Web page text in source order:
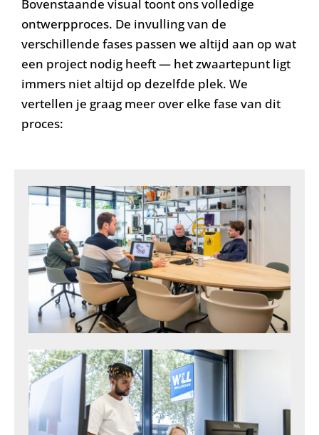
Bovenstaande visual toont ons volledige
ontwerpproces. De invulling van de
verschillende fases passen we altijd aan op wat
een project nodig heeft — het zwaartepunt ligt
immers niet altijd op dezelfde plek. We
vertellen je graag meer over elke fase van dit
proces: